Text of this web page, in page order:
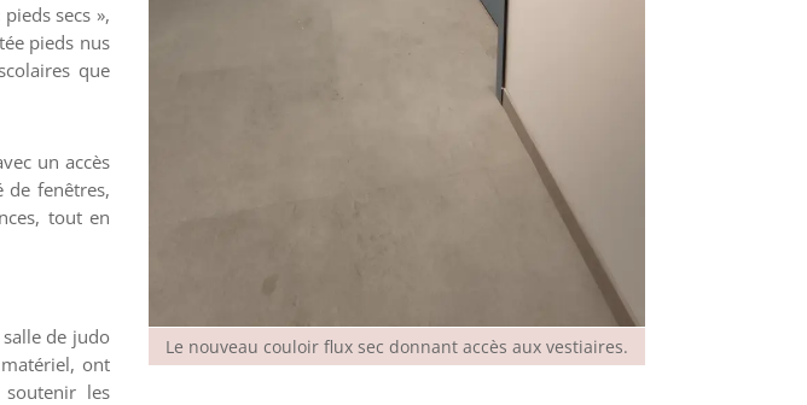
secs »,
pieds nus
que
un accès
de fenêtres,
tout en
de judo
ont
les
Le nouveau couloir flux sec donnant accès aux vestiaires.